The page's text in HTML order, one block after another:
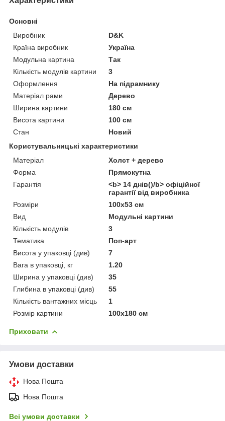
Основні
Виробник
D&K
Країна виробник
Україна
Модульна картина
Так
Кількість модулів картини
3
Оформлення
На підрамнику
Матеріал рами
Дерево
Ширина картини
180 см
Висота картини
100 см
Стан
Новий
Користувальницькі характеристики
Матеріал
Холст + дерево
Форма
Прямокутна
Гарантія
<b> 14 днів()/b> офіційної
гарантії від виробника
Розміри
100x53 см
Вид
Модульні картини
Кількість модулів
3
Тематика
Поп-арт
Висота у упаковці (див)
7
Вага в упаковці, кг
1.20
Ширина у упаковці (див)
35
Глибина в упаковці (див)
55
Кількість вантажних місць
1
Розмір картини
100х180 см
Приховати
Умови доставки
Нова Пошта
Нова Пошта
Всі умови доставки